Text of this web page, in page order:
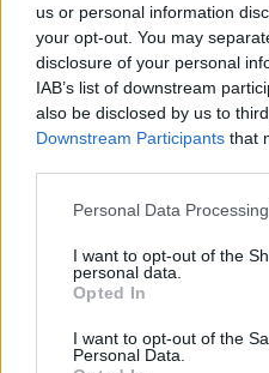
us or personal information
your opt-out. You may
disclosure of your personal
IAB’s list of downstream
also be disclosed by us to
Downstream Participants that
Personal Data
I want to opt-out of the
personal data.
Opted In
I want to opt-out of the
Personal Data.
Je réponds à toutes vos